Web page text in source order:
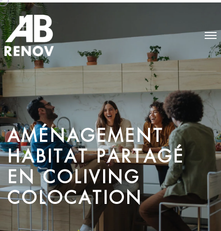
AMÉNAGEMENT
HABITAT PARTAGÉ
EN COLIVING
COLOCATION